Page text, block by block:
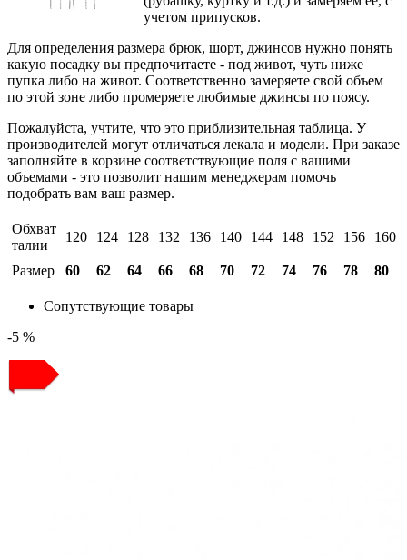
учетом припусков.
Для определения размера брюк, шорт, джинсов нужно понять
какую посадку вы предпочитаете - под живот, чуть ниже
пупка либо на живот. Соответственно замеряете свой объем
по этой зоне либо промеряете любимые джинсы по поясу.
Пожалуйста, учтите, что это приблизительная таблица. У
производителей могут отличаться лекала и модели. При заказе
заполняйте в корзине соответствующие поля с вашими
объемами - это позволит нашим менеджерам помочь
подобрать вам ваш размер.
Обхват
талии
120 124 128 132 136 140 144 148 152 156 160
Размер 60 62 64 66 68 70 72 74 76 78 80
Сопутствующие товары
-5 %